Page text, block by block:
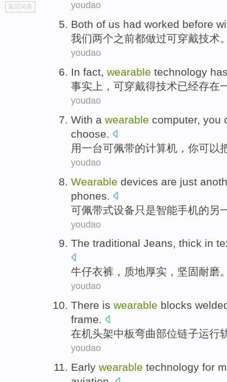
top
返回词典 youdao
Both of us had worked before
我们两个之前都做过可穿戴技术
youdao
In fact, wearable technology
事实上 ， 可穿戴得技术已经存在
youdao
With a wearable computer, you
choose.
用一台可佩带的计算机 ， 你可以
youdao
Wearable devices are just
phones
可佩带式设备 只是智能手机的另
youdao
The traditional Jeans, thick in
牛仔衣裤， 质地厚实 ， 坚固耐磨
youdao
There is wearable blocks
frame.
在机头架中板弯曲部位链子运行
youdao
Early wearable technology for